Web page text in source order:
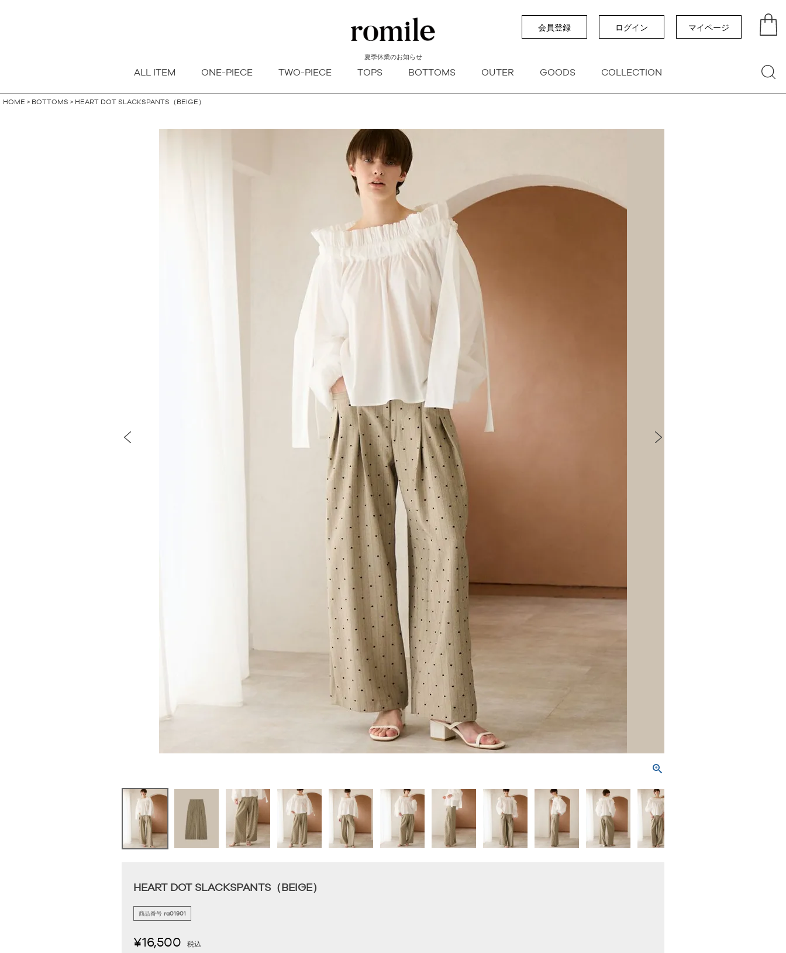
会員登録 ログイン マイページ
ALL ITEM ONE-PIECE TWO-PIECE TOPS BOTTOMS OUTER GOODS COLLECTION
キーワードヒット順
検索
夏季休業のお知らせ
HOME BOTTOMS HEART DOT SLACKSPANTS（BEIGE）
HEART DOT SLACKSPANTS（BEIGE）
商品番号 ra01901
¥16,500 税込